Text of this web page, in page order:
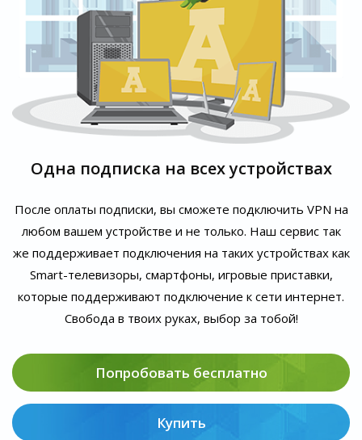
Одна подписка на всех устройствах
После оплаты подписки, вы сможете подключить VPN на
любом вашем устройстве и не только. Наш сервис так
же поддерживает подключения на таких устройствах как
Smart-телевизоры, смартфоны, игровые приставки,
которые поддерживают подключение к сети интернет.
Свобода в твоих руках, выбор за тобой!
Попробовать бесплатно
Купить